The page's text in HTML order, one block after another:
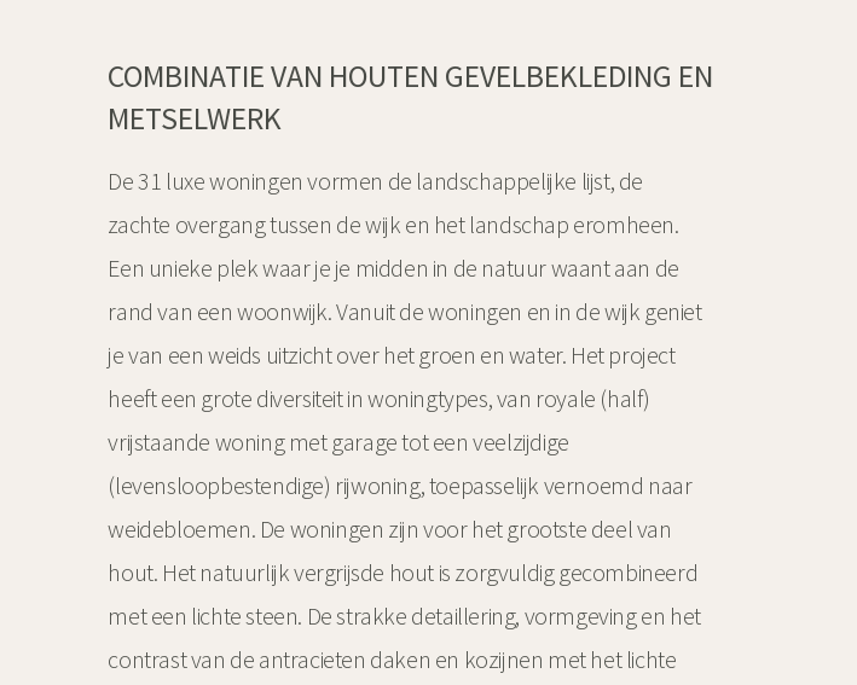
COMBINATIE VAN HOUTEN GEVELBEKLEDING EN
METSELWERK
De 31 luxe woningen vormen de landschappelijke lijst, de
zachte overgang tussen de wijk en het landschap eromheen.
Een unieke plek waar je je midden in de natuur waant aan de
rand van een woonwijk. Vanuit de woningen en in de wijk geniet
je van een weids uitzicht over het groen en water. Het project
heeft een grote diversiteit in woningtypes, van royale (half)
vrijstaande woning met garage tot een veelzijdige
(levensloopbestendige) rijwoning, toepasselijk vernoemd naar
weidebloemen. De woningen zijn voor het grootste deel van
hout. Het natuurlijk vergrijsde hout is zorgvuldig gecombineerd
met een lichte steen. De strakke detaillering, vormgeving en het
contrast van de antracieten daken en kozijnen met het lichte